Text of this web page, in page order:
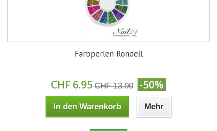
Farbperlen Rondell
CHF 6.95 CHF 13.90 -50%
In den Warenkorb Mehr